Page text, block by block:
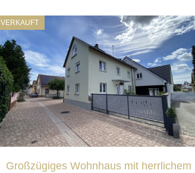
VERKAUFT
Großzügiges Wohnhaus mit herrlichem